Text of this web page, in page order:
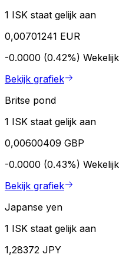
1 ISK staat gelijk aan
0,00701241 EUR
-0.0000 (0.42%)
Bekijk grafiek
Britse pond
1 ISK staat gelijk aan
0,00600409 GBP
-0.0000 (0.43%)
Bekijk grafiek
Japanse yen
1 ISK staat gelijk aan
1,28372 JPY